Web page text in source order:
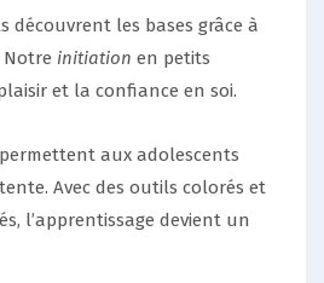
découvrent les bases grâce à
Notre initiation en petits
et la confiance en soi.
aux adolescents
Avec des outils colorés et
l’apprentissage devient un